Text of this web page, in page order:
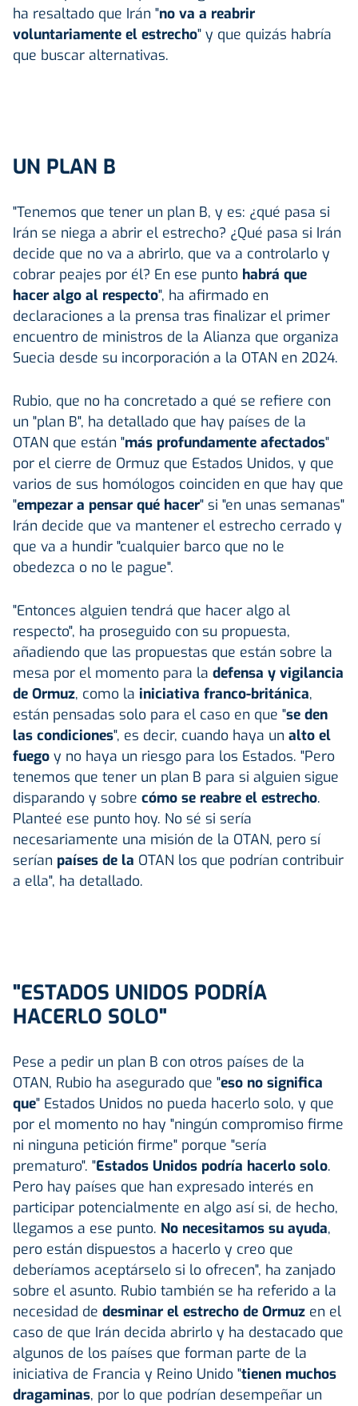
ha resaltado que Irán "no va a reabrir
voluntariamente el estrecho" y que quizás habría
que buscar alternativas.
UN PLAN B
"Tenemos que tener un plan B, y es: ¿qué pasa si
Irán se niega a abrir el estrecho? ¿Qué pasa si Irán
decide que no va a abrirlo, que va a controlarlo y
cobrar peajes por él? En ese punto habrá que
hacer algo al respecto", ha afirmado en
declaraciones a la prensa tras finalizar el primer
encuentro de ministros de la Alianza que organiza
Suecia desde su incorporación a la OTAN en 2024.
Rubio, que no ha concretado a qué se refiere con
un "plan B", ha detallado que hay países de la
OTAN que están "más profundamente afectados"
por el cierre de Ormuz que Estados Unidos, y que
varios de sus homólogos coinciden en que hay que
"empezar a pensar qué hacer" si "en unas semanas"
Irán decide que va mantener el estrecho cerrado y
que va a hundir "cualquier barco que no le
obedezca o no le pague".
"Entonces alguien tendrá que hacer algo al
respecto", ha proseguido con su propuesta,
añadiendo que las propuestas que están sobre la
mesa por el momento para la defensa y vigilancia
de Ormuz, como la iniciativa franco-británica,
están pensadas solo para el caso en que "se den
las condiciones", es decir, cuando haya un alto el
fuego y no haya un riesgo para los Estados. "Pero
tenemos que tener un plan B para si alguien sigue
disparando y sobre cómo se reabre el estrecho.
Planteé ese punto hoy. No sé si sería
necesariamente una misión de la OTAN, pero sí
serían países de la OTAN los que podrían contribuir
a ella", ha detallado.
"ESTADOS UNIDOS PODRÍA
HACERLO SOLO"
Pese a pedir un plan B con otros países de la
OTAN, Rubio ha asegurado que "eso no significa
que" Estados Unidos no pueda hacerlo solo, y que
por el momento no hay "ningún compromiso firme
ni ninguna petición firme" porque "sería
prematuro". "Estados Unidos podría hacerlo solo.
Pero hay países que han expresado interés en
participar potencialmente en algo así si, de hecho,
llegamos a ese punto. No necesitamos su ayuda,
pero están dispuestos a hacerlo y creo que
deberíamos aceptárselo si lo ofrecen", ha zanjado
sobre el asunto. Rubio también se ha referido a la
necesidad de desminar el estrecho de Ormuz en el
caso de que Irán decida abrirlo y ha destacado que
algunos de los países que forman parte de la
iniciativa de Francia y Reino Unido "tienen muchos
dragaminas, por lo que podrían desempeñar un